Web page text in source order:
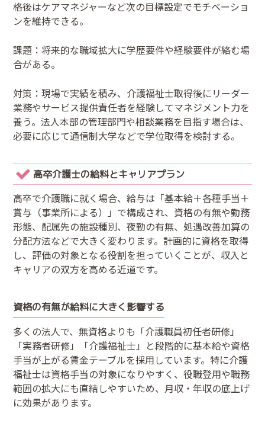
格後はケアマネジャーなど次の目標設定でモチベーショ
ンを維持できる。
課題：将来的な職域拡大に学歴要件や経験要件が絡む場
合がある。
対策：現場で実績を積み、介護福祉士取得後にリーダー
業務やサービス提供責任者を経験してマネジメント力を
養う。法人本部の管理部門や相談業務を目指す場合は、
必要に応じて通信制大学などで学位取得を検討する。
高卒介護士の給料とキャリアプラン
高卒で介護職に就く場合、給与は「基本給＋各種手当＋
賞与（事業所による）」で構成され、資格の有無や勤務
形態、配属先の施設種別、夜勤の有無、処遇改善加算の
分配方法などで大きく変わります。計画的に資格を取得
し、評価の対象となる役割を担っていくことが、収入と
キャリアの双方を高める近道です。
資格の有無が給料に大きく影響する
多くの法人で、無資格よりも「介護職員初任者研修」
「実務者研修」「介護福祉士」と段階的に基本給や資格
手当が上がる賃金テーブルを採用しています。特に介護
福祉士は資格手当の対象になりやすく、役職登用や職務
範囲の拡大にも直結しやすいため、月収・年収の底上げ
に効果があります。